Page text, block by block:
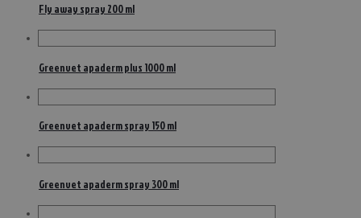
Fly away spray 200 ml
Greenvet apaderm plus 1000 ml
Greenvet apaderm spray 150 ml
Greenvet apaderm spray 300 ml